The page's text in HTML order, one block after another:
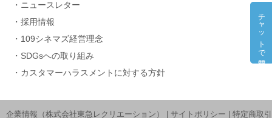
ニュースレター
採用情報
109シネマズ経営理念
SDGsへの取り組み
カスタマーハラスメントに対する方針
企業情報（株式会社東急レクリエーション） サイトポリシー 特定商取
チャットで質問